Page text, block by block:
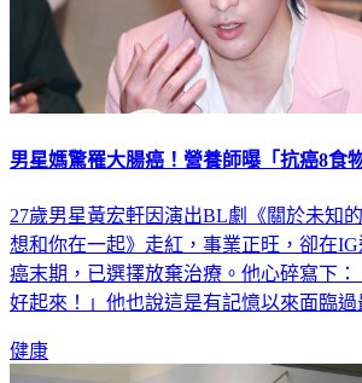
男星媽驚罹大腸癌！營養師曝「抗癌8
27歲男星黃宏軒因演出BL劇《關於未知
想和你在一起》走紅，事業正旺，卻在
癌末期，已選擇放棄治療。他心碎寫下
好起來！」他也說這是有記憶以來面臨過
健康